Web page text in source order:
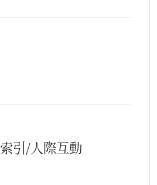
引/人際互動